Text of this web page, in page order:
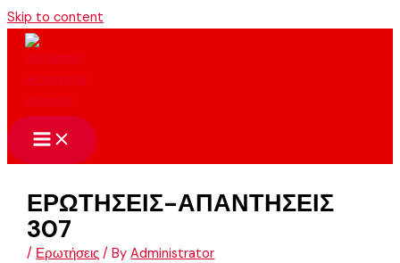
Skip to content
ΕΡΩΤΗΣΕΙΣ-ΑΠΑΝΤΗΣΕΙΣ
307
/ Ερωτήσεις / ByAdministrator